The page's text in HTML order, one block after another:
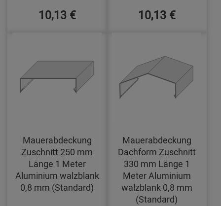
10,13 € 10,13 €
Mauerabdeckung
Zuschnitt 250 mm
Länge 1 Meter
Aluminium walzblank
0,8 mm (Standard)
Mauerabdeckung
Dachform Zuschnitt
330 mm Länge 1
Meter Aluminium
walzblank 0,8 mm
(Standard)